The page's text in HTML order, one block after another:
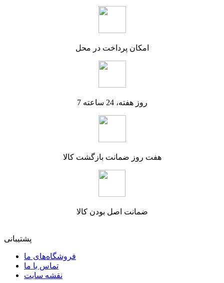
امکان پرداخت در محل
7 روز هفته، 24 ساعته
هفت روز ضمانت بازگشت کالا
ضمانت اصل بودن کالا
پشتیبانی
فروشگاه‌های ما
تماس با ما
نقشه سایت